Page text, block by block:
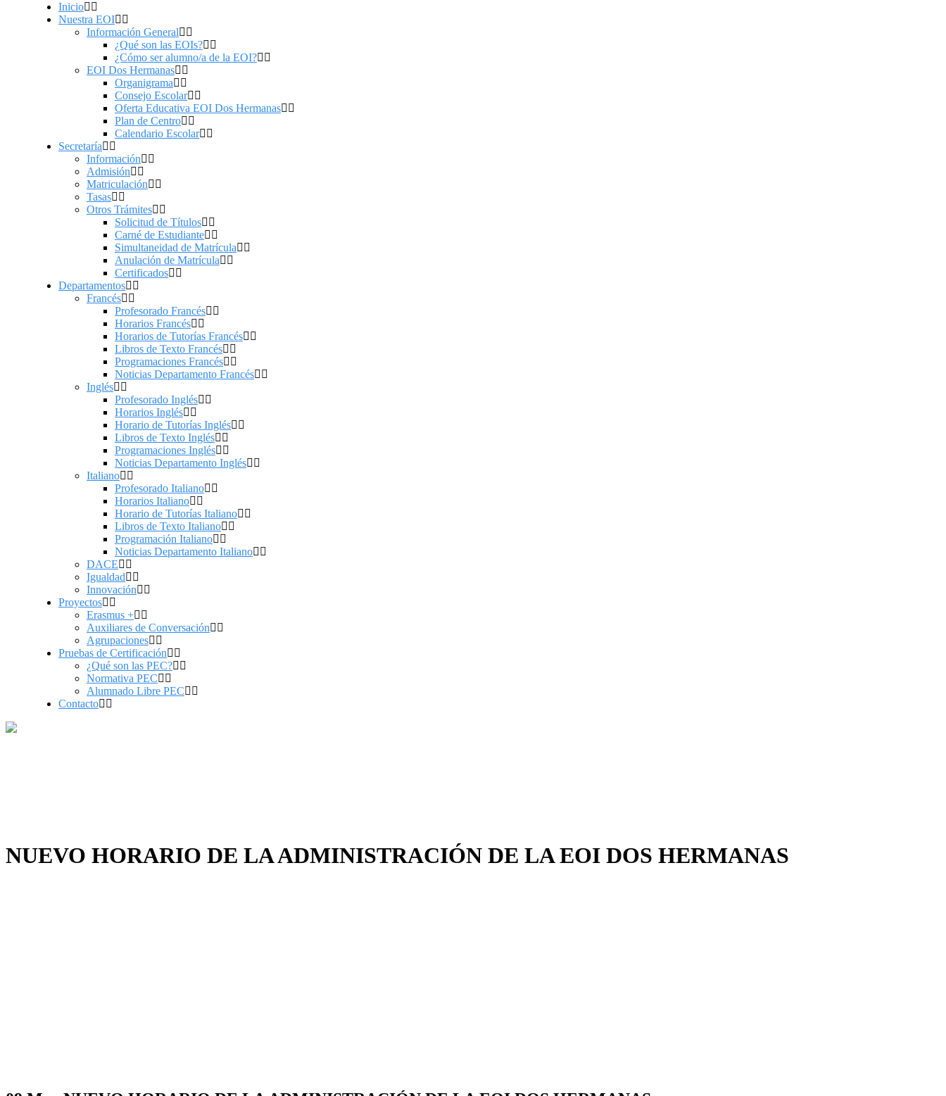
Inicio
Nuestra EOI
Información General
¿Qué son las EOIs?
¿Cómo ser alumno/a de la EOI?
EOI Dos Hermanas
Organigrama
Consejo Escolar
Oferta Educativa EOI Dos Hermanas
Plan de Centro
Calendario Escolar
Secretaría
Información
Admisión
Matriculación
Tasas
Otros Trámites
Solicitud de Títulos
Carné de Estudiante
Simultaneidad de Matrícula
Anulación de Matrícula
Certificados
Departamentos
Francés
Profesorado Francés
Horarios Francés
Horarios de Tutorías Francés
Libros de Texto Francés
Programaciones Francés
Noticias Departamento Francés
Inglés
Profesorado Inglés
Horarios Inglés
Horario de Tutorías Inglés
Libros de Texto Inglés
Programaciones Inglés
Noticias Departamento Inglés
Italiano
Profesorado Italiano
Horarios Italiano
Horario de Tutorías Italiano
Libros de Texto Italiano
Programación Italiano
Noticias Departamento Italiano
DACE
Igualdad
Innovación
Proyectos
Erasmus +
Auxiliares de Conversación
Agrupaciones
Pruebas de Certificación
¿Qué son las PEC?
Normativa PEC
Alumnado Libre PEC
Contacto
NUEVO HORARIO DE LA ADMINISTRACIÓN DE LA EOI DOS HERMANAS